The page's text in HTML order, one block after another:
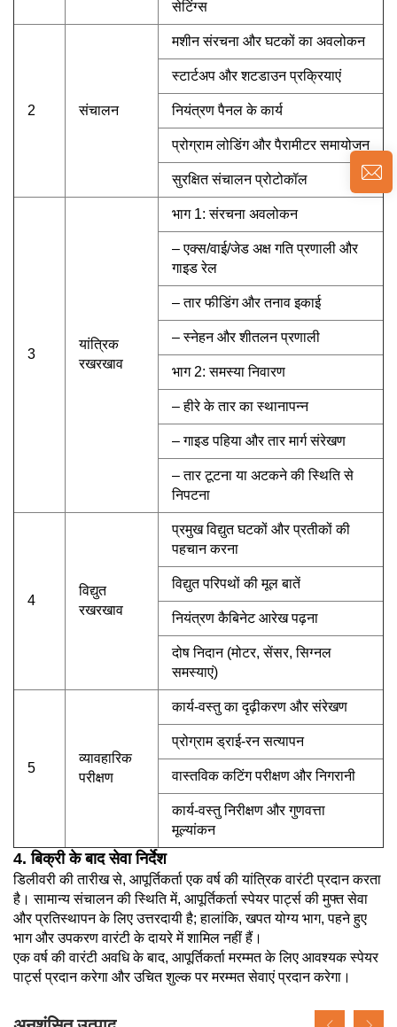
सेटिंग्स
2 संचालन
मशीन संरचना और घटकों का अवलोकन
स्टार्टअप और शटडाउन प्रक्रियाएं
नियंत्रण पैनल के कार्य
प्रोग्राम लोडिंग और पैरामीटर समायोजन
सुरक्षित संचालन प्रोटोकॉल
3
यांत्रिक
रखरखाव
भाग 1: संरचना अवलोकन
– एक्स/वाई/जेड अक्ष गति प्रणाली और
गाइड रेल
– तार फीडिंग और तनाव इकाई
– स्नेहन और शीतलन प्रणाली
भाग 2: समस्या निवारण
– हीरे के तार का स्थानापन्न
– गाइड पहिया और तार मार्ग संरेखण
– तार टूटना या अटकने की स्थिति से
निपटना
4
विद्युत
रखरखाव
प्रमुख विद्युत घटकों और प्रतीकों की
पहचान करना
विद्युत परिपथों की मूल बातें
नियंत्रण कैबिनेट आरेख पढ़ना
दोष निदान (मोटर, सेंसर, सिग्नल
समस्याएं)
5
व्यावहारिक
परीक्षण
कार्य-वस्तु का दृढ़ीकरण और संरेखण
प्रोग्राम ड्राई-रन सत्यापन
वास्तविक कटिंग परीक्षण और निगरानी
कार्य-वस्तु निरीक्षण और गुणवत्ता
मूल्यांकन
4. बिक्री के बाद सेवा निर्देश
डिलीवरी की तारीख से, आपूर्तिकर्ता एक वर्ष की यांत्रिक वारंटी प्रदान करता
है। सामान्य संचालन की स्थिति में, आपूर्तिकर्ता स्पेयर पार्ट्स की मुफ्त सेवा
और प्रतिस्थापन के लिए उत्तरदायी है; हालांकि, खपत योग्य भाग, पहने हुए
भाग और उपकरण वारंटी के दायरे में शामिल नहीं हैं।
एक वर्ष की वारंटी अवधि के बाद, आपूर्तिकर्ता मरम्मत के लिए आवश्यक स्पेयर
पार्ट्स प्रदान करेगा और उचित शुल्क पर मरम्मत सेवाएं प्रदान करेगा।